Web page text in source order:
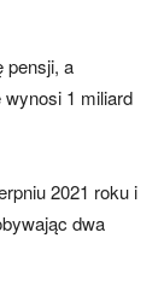
pensji, a
1 miliard
2021 roku i
dwa